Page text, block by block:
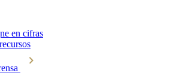
en cifras